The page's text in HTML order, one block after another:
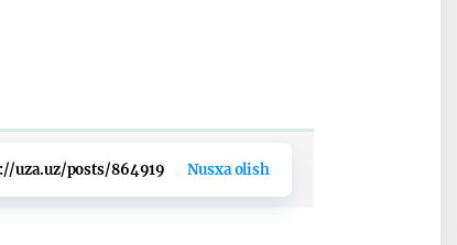
uza.uz/posts/864919 Nusxa olish